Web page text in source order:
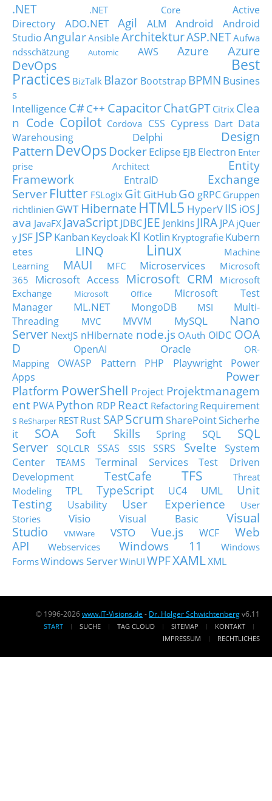
.NET .NET Core
Active
Directory
ADO.NET Agil ALM Android
Android
StudioAngularAnsible ArchitekturASP.NETAufwa
ndsschätzung
Automic AWS Azure
Azure
DevOps
Best
Practices BizTalk Blazor Bootstrap BPMN Busines
s
Intelligence C#C++ CapacitorChatGPT Citrix Clea
n Code Copilot Cordova CSS Cypress Dart Data
Warehousing
Delphi
Design
Pattern DevOps DockerEclipse EJB Electron Enter
prise Architect
Entity
Framework
EntraID
Exchange
Server Flutter FSLogix Git GitHubGo gRPC Gruppen
richtlinien GWT HibernateHTML5 HyperVIIS iOSJ
ava JavaFX JavaScript JDBC JEE Jenkins JIRA JPA jQuer
y JSF JSP Kanban Keycloak KI Kotlin Kryptografie Kubern
etes
LINQ Linux
Machine
Learning
MAUI MFC Microservices
Microsoft
365
Microsoft Access Microsoft CRM
Microsoft
Exchange
Microsoft Office
Microsoft Test
Manager
ML.NET MongoDB MSI
Multi-
Threading
MVC MVVM MySQL
Nano
Server NextJS nHibernate node.js OAuth OIDC OOA
D
OpenAI Oracle
OR-
Mapping
OWASP Pattern PHP Playwright
Power
Apps
Power
Platform PowerShell Project Projektmanagem
ent PWA Python RDP React Refactoring Requirement
s ReSharper RESTRust SAPScrum SharePointSicherhe
it
SOA Soft Skills Spring SQL
SQL
Server
SQLCLR SSAS SSIS SSRS Svelte
System
Center
TEAMS Terminal Services
Test Driven
Development
TestCafe TFS
Threat
Modeling
TPL TypeScript UC4 UML
Unit
Testing
Usability User Experience
User
Stories
Visio Visual Basic
Visual
Studio
VMWare VSTO Vue.js WCF
Web
API
Webservices Windows 11
Windows
FormsWindows ServerWinUI WPFXAMLXML
© 1996-2026www.IT-Visions.de - Dr. Holger Schwichtenbergv6.11
START SUCHE TAG CLOUD SITEMAP
KONTAKT
IMPRESSUM
RECHTLICHES